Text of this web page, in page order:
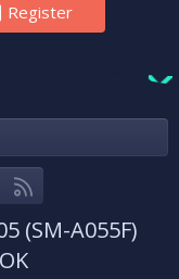
Register
Liên hệ
(SM-A055F)